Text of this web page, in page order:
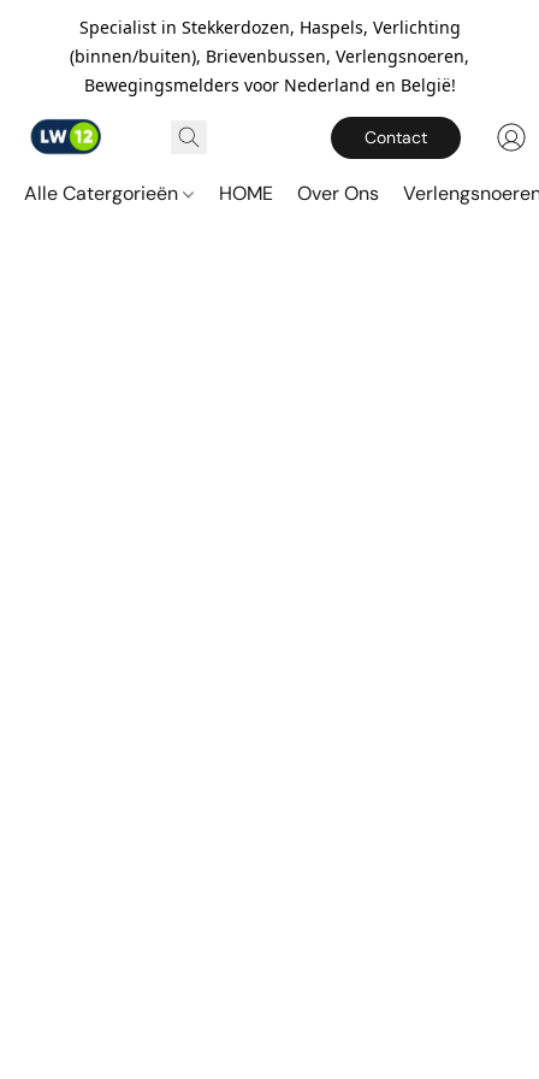
Specialist in Stekkerdozen, Haspels, Verlichting
(binnen/buiten), Brievenbussen, Verlengsnoeren,
Bewegingsmelders voor Nederland en België!
Contact
Alle Catergorieën HOME Over Ons